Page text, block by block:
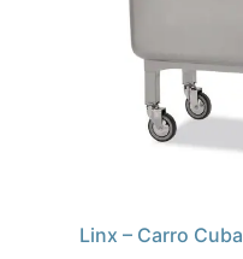
Linx – Carro Cuba